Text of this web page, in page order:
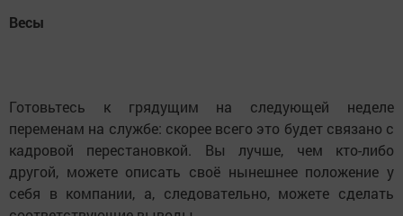
Весы
Готовьтесь к грядущим на следующей неделе
переменам на службе: скорее всего это будет связано с
кадровой перестановкой. Вы лучше, чем кто-либо
другой, можете описать своё нынешнее положение у
себя в компании, а, следовательно, можете сделать